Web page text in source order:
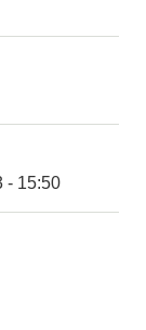
- 15:50